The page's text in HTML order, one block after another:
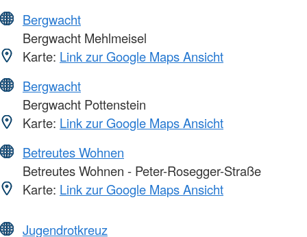
Bergwacht
Bergwacht Mehlmeisel
Karte: Link zur Google Maps Ansicht
Bergwacht
Bergwacht Pottenstein
Karte: Link zur Google Maps Ansicht
Betreutes Wohnen
Betreutes Wohnen - Peter-Rosegger-Straße
Karte: Link zur Google Maps Ansicht
Jugendrotkreuz